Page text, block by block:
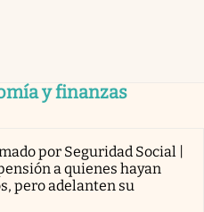
y finanzas
por Seguridad Social |
a quienes hayan
pero adelanten su